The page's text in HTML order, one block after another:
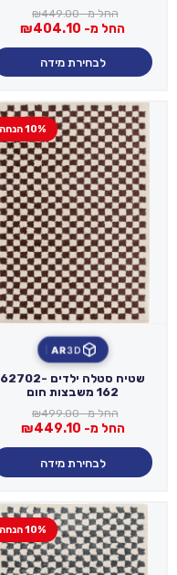
החל מ- ₪449.00
החל מ- ₪404.10
לבחירת מידה
10% הנחה
3D
AR
שטיח סטלה ילדים 62702-
162 משבצות חום
החל מ- ₪499.00
החל מ- ₪449.10
לבחירת מידה
10% הנחה